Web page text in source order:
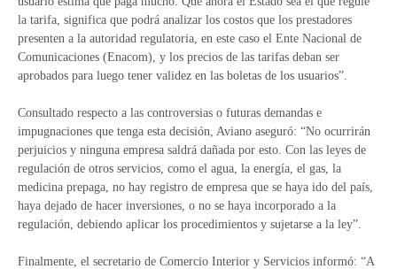
la tarifa, significa que podrá analizar los costos que los prestadores
presenten a la autoridad regulatoria, en este caso el Ente Nacional de
Comunicaciones (Enacom), y los precios de las tarifas deban ser
aprobados para luego tener validez en las boletas de los usuarios”.
Consultado respecto a las controversias o futuras demandas e
impugnaciones que tenga esta decisión, Aviano aseguró: “No ocurrirán
perjuicios y ninguna empresa saldrá dañada por esto. Con las leyes de
regulación de otros servicios, como el agua, la energía, el gas, la
medicina prepaga, no hay registro de empresa que se haya ido del país,
haya dejado de hacer inversiones, o no se haya incorporado a la
regulación, debiendo aplicar los procedimientos y sujetarse a la ley”.
Finalmente, el secretario de Comercio Interior y Servicios informó: “A